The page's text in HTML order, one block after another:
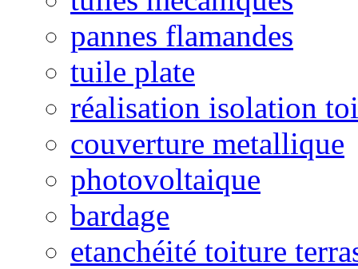
pannes flamandes
tuile plate
réalisation isolation
couverture metallique
photovoltaique
bardage
etanchéité toiture